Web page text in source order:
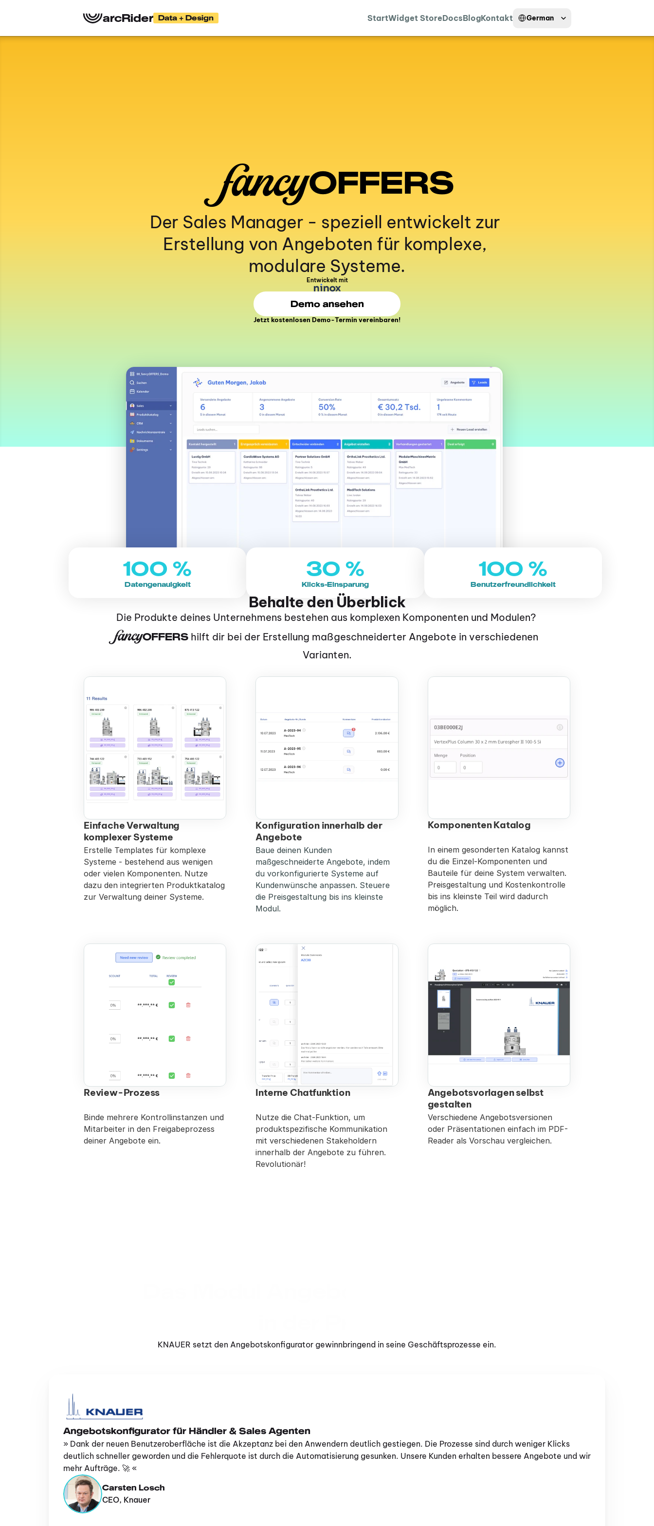
arcRider Data + Design StartWidget StoreDocsBlogKontakt German
fancyOFFERS
Der Sales Manager - speziell entwickelt zur
Erstellung von Angeboten für komplexe,
modulare Systeme.
Entwickelt mit
Demo ansehen
Jetzt kostenlosen Demo-Termin vereinbaren!
100 %
Datengenauigkeit
30 %
Klicks-Einsparung
100 %
Benutzerfreundlichkeit
Behalte den Überblick
Die Produkte deines Unternehmens bestehen aus komplexen Komponenten und Modulen?
fancyOFFERS hilft dir bei der Erstellung maßgeschneiderter Angebote in verschiedenen
Varianten.
Einfache Verwaltung
komplexer Systeme
Erstelle Templates für komplexe
Systeme - bestehend aus wenigen
oder vielen Komponenten. Nutze
dazu den integrierten Produktkatalog
zur Verwaltung deiner Systeme.
Konfiguration innerhalb der
Angebote
Baue deinen Kunden
maßgeschneiderte Angebote, indem
du vorkonfigurierte Systeme auf
Kundenwünsche anpassen. Steuere
die Preisgestaltung bis ins kleinste
Modul.
Komponenten Katalog
In einem gesonderten Katalog kannst
du die Einzel-Komponenten und
Bauteile für deine System verwalten.
Preisgestaltung und Kostenkontrolle
bis ins kleinste Teil wird dadurch
möglich.
Review-Prozess
Binde mehrere Kontrollinstanzen und
Mitarbeiter in den Freigabeprozess
deiner Angebote ein.
Interne Chatfunktion
Nutze die Chat-Funktion, um
produktspezifische Kommunikation
mit verschiedenen Stakeholdern
innerhalb der Angebote zu führen.
Revolutionär!
Angebotsvorlagen selbst
gestalten
Verschiedene Angebotsversionen
oder Präsentationen einfach im PDF-
Reader als Vorschau vergleichen.
KNAUER setzt den Angebotskonfigurator gewinnbringend in seine Geschäftsprozesse ein.
Angebotskonfigurator für Händler & Sales Agenten
» Dank der neuen Benutzeroberfläche ist die Akzeptanz bei den Anwendern deutlich gestiegen. Die Prozesse sind durch weniger Klicks
deutlich schneller geworden und die Fehlerquote ist durch die Automatisierung gesunken. Unsere Kunden erhalten bessere Angebote und wir
mehr Aufträge. 🚀 «
Carsten Losch
CEO, Knauer